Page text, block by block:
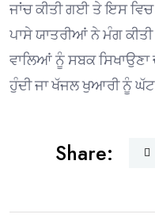
ਜਾਂਚ ਕੀਤੀ ਗਈ ਤੇ ਇਸ
ਪਾਸੇ ਯਾਤਰੀਆਂ ਨੇ ਮੰਗ
ਵਾਲਿਆਂ ਨੂੰ ਸਬਕ ਸਿਖਾਉਣਾ
ਹੁੰਦੀ ਜਾ ਖੱਜਲ ਖੁਆਰੀ ਨੂੰ ਘੱਟ
Share: